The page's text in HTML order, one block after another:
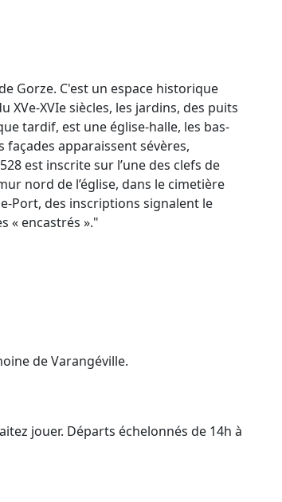
Gorze. C'est un espace historique
XVIe siècles, les jardins, des puits
tardif, est une église-halle, les bas-
façades apparaissent sévères,
est inscrite sur l’une des clefs de
nord de l’église, dans le cimetière
Port, des inscriptions signalent le
« encastrés »."
de Varangéville.
jouer. Départs échelonnés de 14h à